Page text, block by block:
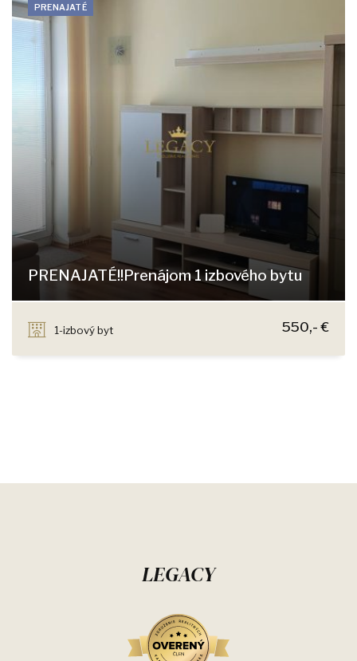
PRENAJATÉ
PRENAJATÉ!!Prenájom 1 izbového bytu
1-izbový byt
550,- €
LEGACY